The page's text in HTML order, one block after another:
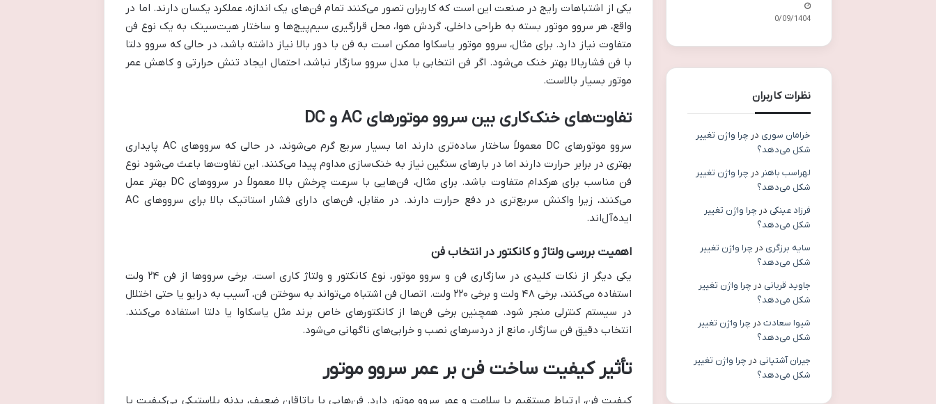
یکی از اشتباهات رایج در صنعت این است که کاربران تصور می‌کنند تمام فن‌های یک اندازه، عملکرد یکسان دارند. اما در
واقع، هر سروو موتور بسته به طراحی داخلی، گردش هوا، محل قرارگیری سیم‌پیچ‌ها و ساختار هیت‌سینک به یک نوع فن
متفاوت نیاز دارد. برای مثال، سروو موتور یاسکاوا ممکن است به فن با دور بالا نیاز داشته باشد، در حالی که سروو دلتا
با فن فشاربالا بهتر خنک می‌شود. اگر فن انتخابی با مدل سروو سازگار نباشد، احتمال ایجاد تنش حرارتی و کاهش عمر
موتور بسیار بالاست.
تفاوت‌های خنک‌کاری بین سروو موتورهای AC و DC
سروو موتورهای DC معمولاً ساختار ساده‌تری دارند اما بسیار سریع گرم می‌شوند، در حالی که سرووهای AC پایداری
بهتری در برابر حرارت دارند اما در بارهای سنگین نیاز به خنک‌سازی مداوم پیدا می‌کنند. این تفاوت‌ها باعث می‌شود نوع
فن مناسب برای هرکدام متفاوت باشد. برای مثال، فن‌هایی با سرعت چرخش بالا معمولاً در سرووهای DC بهتر عمل
می‌کنند، زیرا واکنش سریع‌تری در دفع حرارت دارند. در مقابل، فن‌های دارای فشار استاتیک بالا برای سرووهای AC
ایده‌آل‌اند.
اهمیت بررسی ولتاژ و کانکتور در انتخاب فن
یکی دیگر از نکات کلیدی در سازگاری فن و سروو موتور، نوع کانکتور و ولتاژ کاری است. برخی سرووها از فن ۲۴ ولت
استفاده می‌کنند، برخی ۴۸ ولت و برخی ۲۲۰ ولت. اتصال فن اشتباه می‌تواند به سوختن فن، آسیب به درایو یا حتی اختلال
در سیستم کنترلی منجر شود. همچنین برخی فن‌ها از کانکتورهای خاص برند مثل یاسکاوا یا دلتا استفاده می‌کنند.
انتخاب دقیق فن سازگار، مانع از دردسرهای نصب و خرابی‌های ناگهانی می‌شود.
تأثیر کیفیت ساخت فن بر عمر سروو موتور
کیفیت فن، ارتباط مستقیم با سلامت و عمر سروو موتور دارد. فن‌هایی با یاتاقان ضعیف، بدنه پلاستیکی بی‌کیفیت یا
30/09/1404
نظرات کاربران
خرامان سوری در چرا واژن تغییر
شکل می‌دهد؟
لهراسب باهنر در چرا واژن تغییر
شکل می‌دهد؟
فرزاد عینکی در چرا واژن تغییر
شکل می‌دهد؟
سایه برزگری در چرا واژن تغییر
شکل می‌دهد؟
جاوید قربانی در چرا واژن تغییر
شکل می‌دهد؟
شیوا سعادت در چرا واژن تغییر
شکل می‌دهد؟
جیران آشتیانی در چرا واژن تغییر
شکل می‌دهد؟